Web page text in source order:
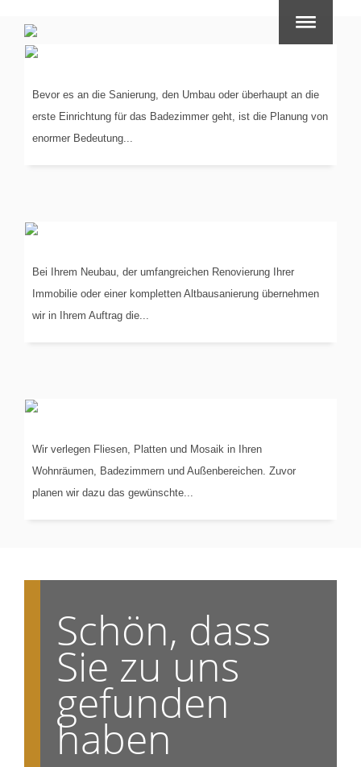
PLANUNGIN 3-D
Bevor es an die Sanierung, den Umbau oder überhaupt an die
erste Einrichtung für das Badezimmer geht, ist die Planung von
enormer Bedeutung...
KOORDINIERUNGDER GEWERKE
Bei Ihrem Neubau, der umfangreichen Renovierung Ihrer
Immobilie oder einer kompletten Altbausanierung übernehmen
wir in Ihrem Auftrag die...
VERLEGUNGVON...
Wir verlegen Fliesen, Platten und Mosaik in Ihren
Wohnräumen, Badezimmern und Außenbereichen. Zuvor
planen wir dazu das gewünschte...
Schön, dass
Sie zu uns
gefunden
haben